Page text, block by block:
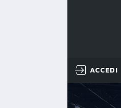
ACCEDI